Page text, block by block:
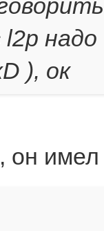
l2p
), ок
он имел